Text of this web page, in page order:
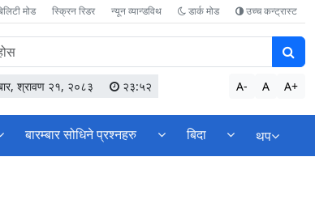
मोड स्क्रिन रिडर न्यून व्यान्डविथ डार्क मोड उच्च कन्ट्रास्ट
श्रावण २१, २०८३ २३:५२ A- A A+
बारम्बार सोधिने प्रश्नहरु बिदा थप